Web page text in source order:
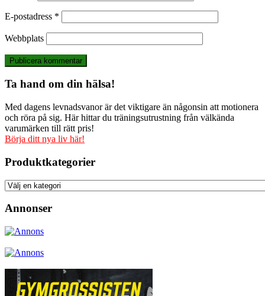
E-postadress *
Webbplats
Ta hand om din hälsa!
Med dagens levnadsvanor är det viktigare än någonsin att motionera
och röra på sig. Här hittar du träningsutrustning från välkända
varumärken till rätt pris!
Börja ditt nya liv här!
Produktkategorier
Annonser